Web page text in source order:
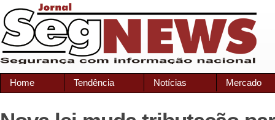
Home Tendência Notícias Mercado